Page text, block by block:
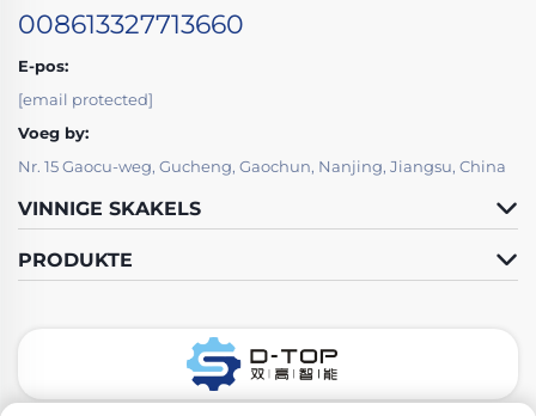
008613327713660
E-pos:
[email protected]
Voeg by:
Nr. 15 Gaocu-weg, Gucheng, Gaochun, Nanjing, Jiangsu, China
VINNIGE SKAKELS
PRODUKTE